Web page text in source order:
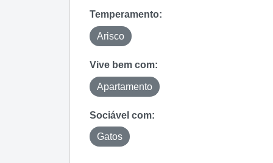
Temperamento:
Arisco
Vive bem com:
Apartamento
Sociável com:
Gatos